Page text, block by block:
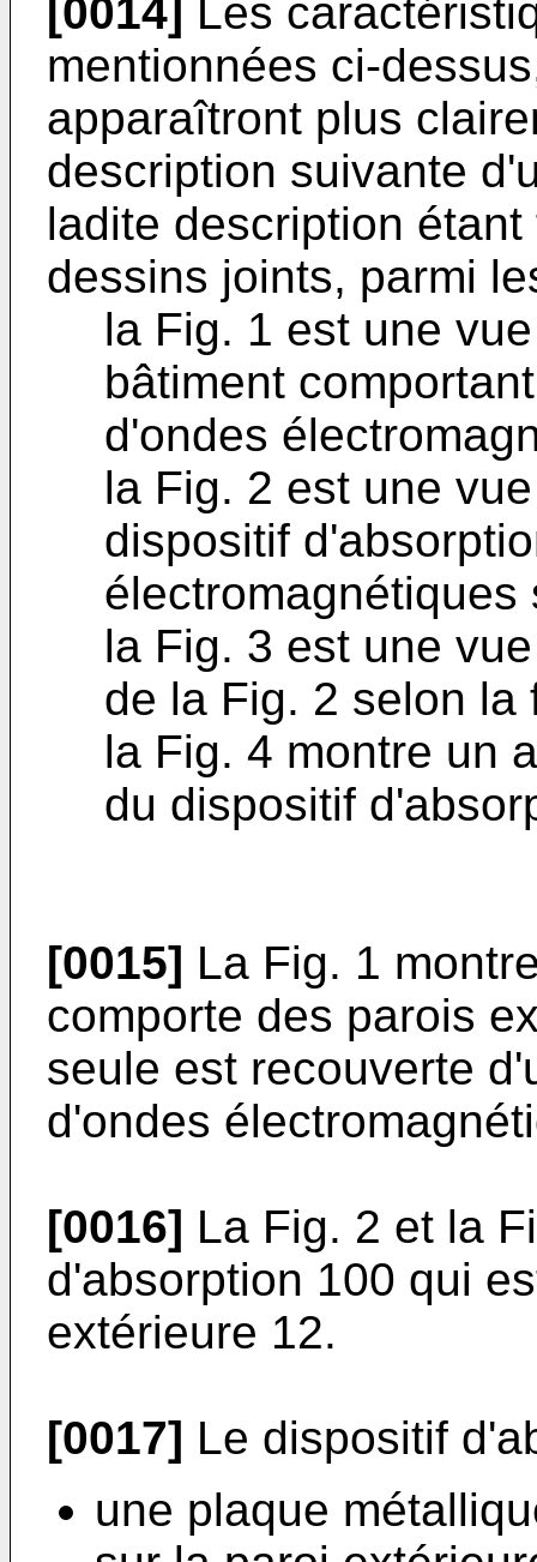
[0014]
Les
mentionnées ci-
apparaîtront plus
description suivante
ladite description
dessins joints, parmi
la Fig. 1 est une
bâtiment
d'ondes
la Fig. 2 est une
dispositif
la Fig. 3 est une
de la Fig. 2 selon la
la Fig. 4 montre un
du dispositif
[0015] La Fig. 1
comporte des parois
seule est recouverte
d'ondes
[0016] La Fig. 2 et la
d'absorption 100 qui
extérieure 12.
[0017] Le dispositif
une plaque